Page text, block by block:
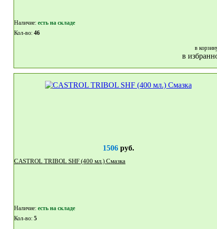
Наличие: eсть на складе
Кол-во: 46
в
в
1506руб.
CASTROL TRIBOL SHF (400 мл.) Смазка
Наличие: eсть на складе
Кол-во: 5